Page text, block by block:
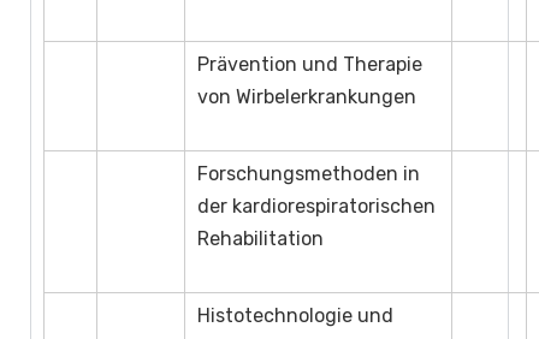
Prävention und Therapie
von Wirbelerkrankungen
Forschungsmethoden in
der kardiorespiratorischen
Rehabilitation
Histotechnologie und